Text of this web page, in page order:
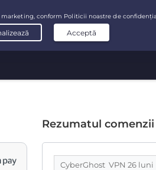
Rezumatul comenzii
CyberGhost VPN 26 luni